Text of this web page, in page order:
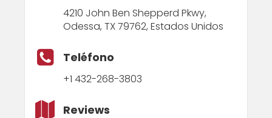
4210 John Ben Shepperd Pkwy,
Odessa, TX 79762, Estados Unidos
Teléfono
+1 432-268-3803
Reviews